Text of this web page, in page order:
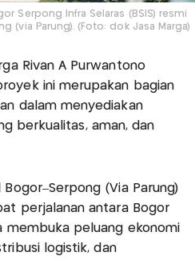
Serpong Infra Selaras (BSIS) resmi
(via Parung). (Foto: dok Jasa Marga)
Rivan A Purwantono
ini merupakan bagian
dalam menyediakan
berkualitas, aman, dan
Bogor–Serpong (Via Parung)
perjalanan antara Bogor
membuka peluang ekonomi
logistik, dan